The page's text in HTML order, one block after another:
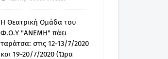
Η Θεατρική Ομάδα του
Φ.Ο.Υ "ΑΝΕΜΗ" πάει
ταράτσα: στις 12-13/7/2020
και 19-20/7/2020 (Ώρα